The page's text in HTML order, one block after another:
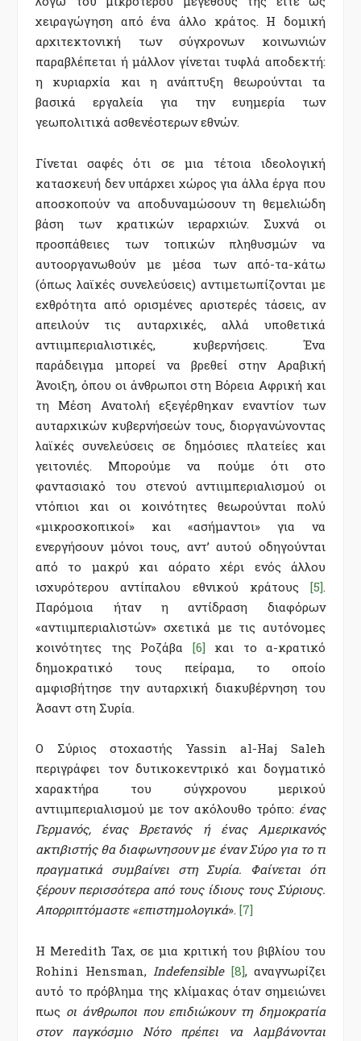
χειραγώγηση από ένα άλλο κράτος. Η δομική
αρχιτεκτονική των σύγχρονων κοινωνιών
παραβλέπεται ή μάλλον γίνεται τυφλά αποδεκτή:
η κυριαρχία και η ανάπτυξη θεωρούνται τα
βασικά εργαλεία για την ευημερία των
γεωπολιτικά ασθενέστερων εθνών.
Γίνεται σαφές ότι σε μια τέτοια ιδεολογική
κατασκευή δεν υπάρχει χώρος για άλλα έργα που
αποσκοπούν να αποδυναμώσουν τη θεμελιώδη
βάση των κρατικών ιεραρχιών. Συχνά οι
προσπάθειες των τοπικών πληθυσμών να
αυτοοργανωθούν με μέσα των από-τα-κάτω
(όπως λαϊκές συνελεύσεις) αντιμετωπίζονται με
εχθρότητα από ορισμένες αριστερές τάσεις, αν
απειλούν τις αυταρχικές, αλλά υποθετικά
αντιιμπεριαλιστικές, κυβερνήσεις. Ένα
παράδειγμα μπορεί να βρεθεί στην Αραβική
Άνοιξη, όπου οι άνθρωποι στη Βόρεια Αφρική και
τη Μέση Ανατολή εξεγέρθηκαν εναντίον των
αυταρχικών κυβερνήσεών τους, διοργανώνοντας
λαϊκές συνελεύσεις σε δημόσιες πλατείες και
γειτονιές. Μπορούμε να πούμε ότι στο
φαντασιακό του στενού αντιιμπεριαλισμού οι
ντόπιοι και οι κοινότητες θεωρούνται πολύ
«μικροσκοπικοί» και «ασήμαντοι» για να
ενεργήσουν μόνοι τους, αντ’ αυτού οδηγούνται
από το μακρύ και αόρατο χέρι ενός άλλου
ισχυρότερου αντίπαλου εθνικού κράτους [5]
Παρόμοια ήταν η αντίδραση διαφόρων
«αντιιμπεριαλιστών» σχετικά με τις αυτόνομες
κοινότητες της Ροζάβα [6]και το α-κρατικό
δημοκρατικό τους πείραμα, το οποίο
αμφισβήτησε την αυταρχική διακυβέρνηση του
Άσαντ στη Συρία.
Ο Σύριος στοχαστής Yassin al-Haj Saleh
περιγράφει τον δυτικοκεντρικό και δογματικό
χαρακτήρα του σύγχρονου μερικού
αντιιμπεριαλισμού με τον ακόλουθο τρόπο: ένας
Γερμανός, ένας Βρετανός ή ένας Αμερικανός
ακτιβιστής θα διαφωνησουν με έναν Σύρο για το τι
πραγματικά συμβαίνει στη Συρία. Φαίνεται ότι
ξέρουν περισσότερα από τους ίδιους τους Σύριους.
Απορριπτόμαστε «επιστημολογικά». [7]
Η Meredith Tax, σε μια κριτική του βιβλίου του
Rohini Hensman, Indefensible [8], αναγνωρίζει
αυτό το πρόβλημα της κλίμακας όταν σημειώνει
πως οι άνθρωποι που επιδιώκουν τη δημοκρατία
στον παγκόσμιο Νότο πρέπει να λαμβάνονται